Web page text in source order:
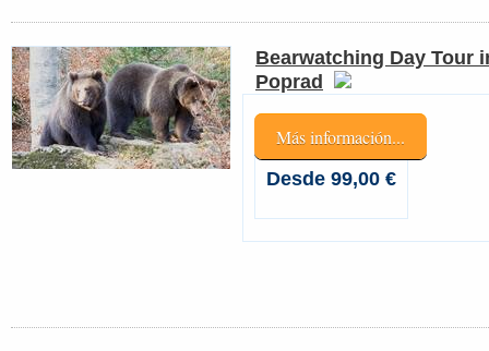
Bearwatching Day Tour
Poprad
Más información...
Desde 99,00 €